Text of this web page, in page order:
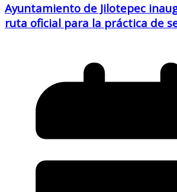
Ayuntamiento de Jilotepec
ruta oficial para la práctica de